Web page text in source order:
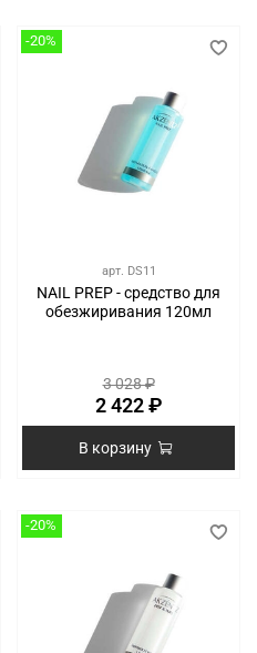
-20%
арт. DS11
NAIL PREP - средство для
обезжиривания 120мл
3 028 ₽
2 422 ₽
В корзину
-20%